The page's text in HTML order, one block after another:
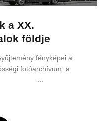
a XX.
földje
fényképei a
fotóarchívum, a